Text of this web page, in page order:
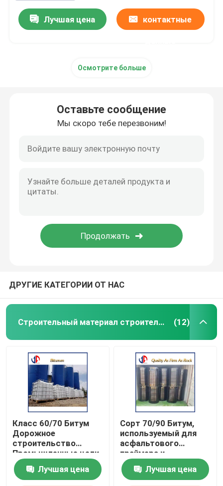
Лучшая цена контактные
Осмотрите больше
Оставьте сообщение
Мы скоро тебе перезвоним!
ДРУГИЕ КАТЕГОРИИ ОТ НАС
Строительный материал строительства дорог (12)
Класс 60/70 Битум
Дорожное
строительство
Промышленные цели
Лучшая цена
Сорт 70/90 Битум,
используемый для
асфальтового
праймера и
гидроизоляции
Лучшая цена